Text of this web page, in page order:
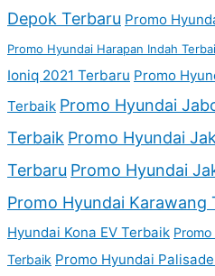
Depok Terbaru Promo
Promo Hyundai Harapan Indah
Ioniq 2021 Terbaru Promo
Terbaik Promo Hyundai
Terbaik Promo Hyundai
Terbaru Promo Hyundai
Promo Hyundai Karawang
Hyundai Kona EV Terbaik
Terbaik Promo Hyundai